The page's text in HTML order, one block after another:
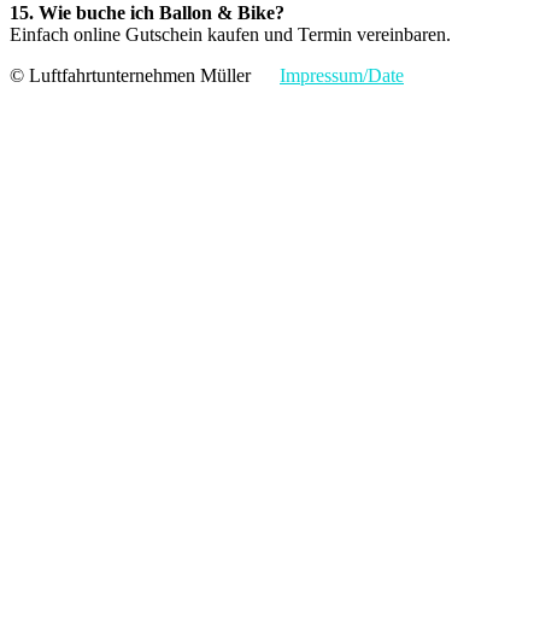
15. Wie buche ich Ballon & Bike?
Einfach online Gutschein kaufen und Termin vereinbaren.
© Luftfahrtunternehmen Müller Impressum/Date